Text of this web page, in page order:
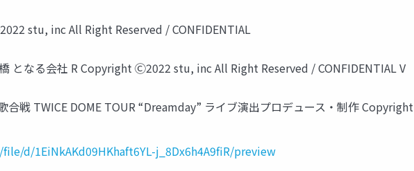
stu, inc All Right Reserved / CONFIDENTIAL
となる会社 R Copyright Ⓒ2022 stu, inc All Right Reserved / CONFIDENTIAL V
合戦 TWICE DOME TOUR “Dreamday” ライブ演出プロデュース・制作
d/1EiNkAKd09HKhaft6YL-j_8Dx6h4A9fiR/preview